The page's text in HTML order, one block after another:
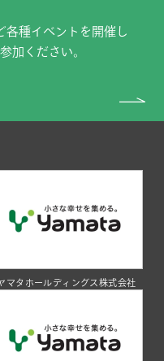
各種イベントを開催し
加ください。
マタホールディングス株式会社